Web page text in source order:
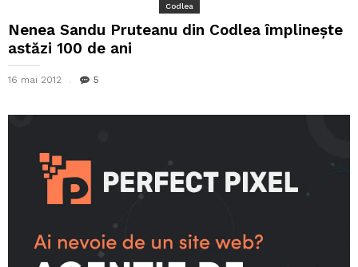
Codlea
Nenea Sandu Pruteanu din Codlea împlineşte
astăzi 100 de ani
16 mai 2012 5